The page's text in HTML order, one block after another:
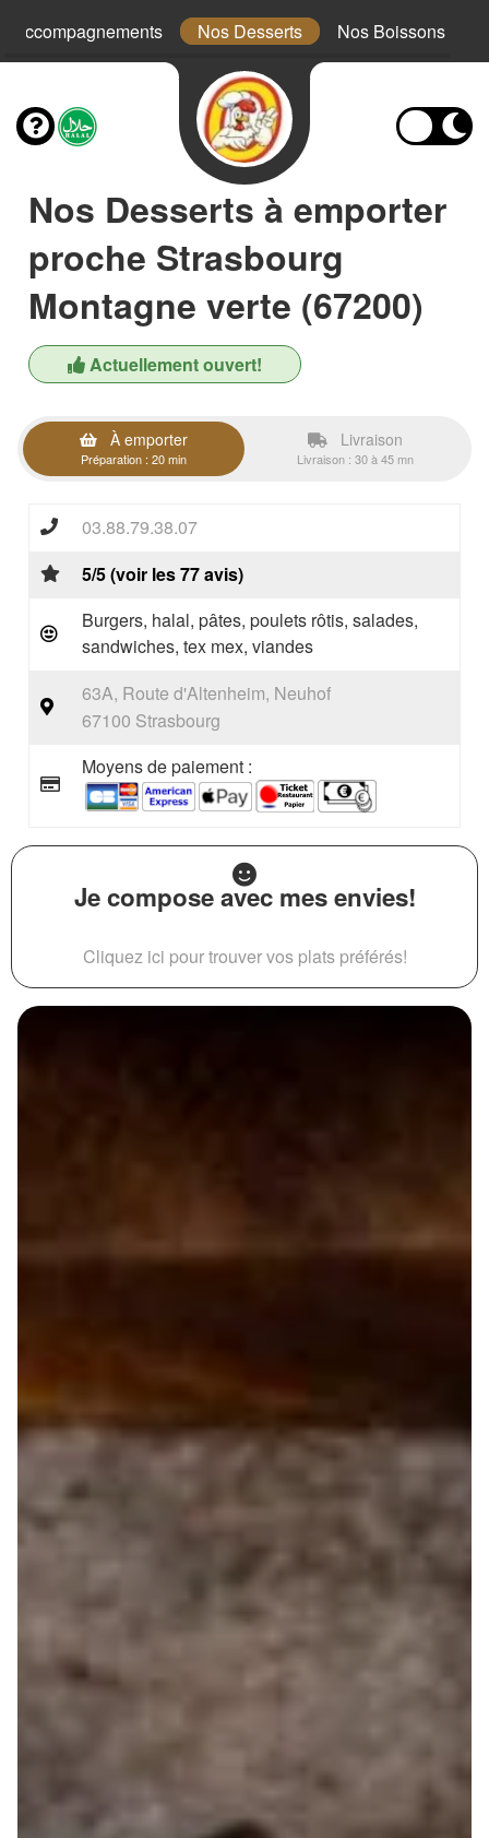
Accompagnements Nos Desserts Nos Boissons
Nos Desserts à emporter
proche Strasbourg
Montagne verte (67200)
Actuellement ouvert!
À emporter
Préparation : 20 min
Livraison
Livraison : 30 à 45 mn
03.88.79.38.07
5/5 (voir les 77 avis)
Burgers, halal, pâtes, poulets rôtis, salades,
sandwiches, tex mex, viandes
63A, Route d'Altenheim, Neuhof
67100 Strasbourg
Moyens de paiement :
Je compose avec mes envies!
Cliquez ici pour trouver vos plats préférés!